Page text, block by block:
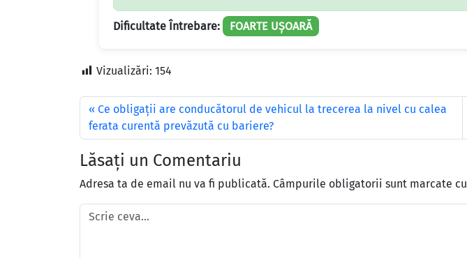
Dificultate Întrebare: FOARTE UȘOARĂ
Vizualizări: 154
Ce obligaţii are conducătorul de vehicul la trecerea la nivel cu calea
ferata curentă prevăzută cu bariere?
Lăsați un Comentariu
Adresa ta de email nu va fi publicată. Câmpurile obligatorii sunt marcate cu